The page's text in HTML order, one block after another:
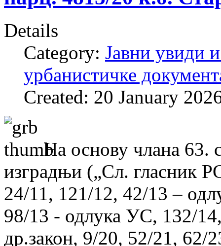
Details
Category: Јавни увиди
урбанистичке
Created: 20 January
На основу члана 63.
изградњи („Сл. гласник
24/11, 121/12, 42/13 –
98/13 - одлука УС, 132/
др.закон, 9/20, 52/21, 62/